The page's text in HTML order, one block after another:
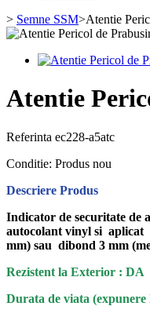
> Semne SSM>Atentie
Atentie
Referinta ec228-a5atc
Conditie: Produs nou
Descriere Produs
Indicator de securitate de
autocolant vinyl si aplicat
mm) sau dibond 3 mm
Rezistent la Exterior : DA
Durata de viata